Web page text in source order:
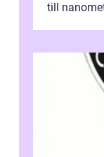
till